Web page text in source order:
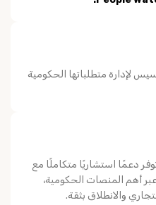
لإدارة متطلباتها الحكومية
المدى لمدة 30 يومًا توفر دعمًا استشاريًا متكاملًا مع
أهم المنصات الحكومية،
والانطلاق بثقة.